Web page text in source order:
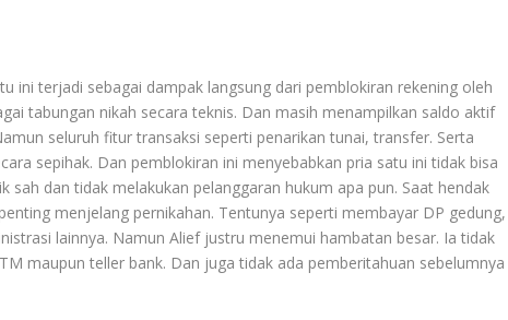
ini terjadi sebagai dampak langsung dari pemblokiran rekening oleh
tabungan nikah secara teknis. Dan masih menampilkan saldo aktif
seluruh fitur transaksi seperti penarikan tunai, transfer. Serta
sepihak. Dan pemblokiran ini menyebabkan pria satu ini tidak bisa
sah dan tidak melakukan pelanggaran hukum apa pun. Saat hendak
menjelang pernikahan. Tentunya seperti membayar DP gedung,
lainnya. Namun Alief justru menemui hambatan besar. Ia tidak
maupun teller bank. Dan juga tidak ada pemberitahuan sebelumnya